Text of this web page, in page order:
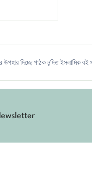
উপহার দিচ্ছে পাঠক নন্দিত